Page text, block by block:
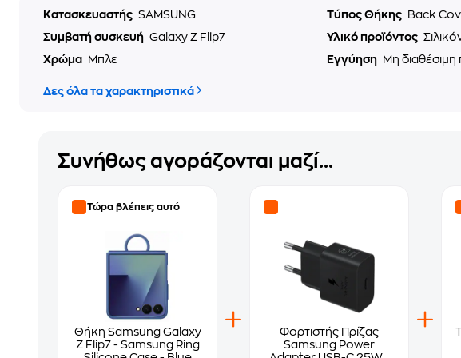
Κατασκευαστής SAMSUNG Τύπος Θήκης
Back
Συμβατή συσκευή Galaxy Z Flip7 Υλικό προϊόντος
Χρώμα
Μπλε Εγγύηση Μη
Δες όλα τα χαρακτηριστικά
Συνήθως αγοράζονται μαζί...
Τώρα βλέπεις αυτό
Θήκη Samsung Galaxy
Z Flip7 - Samsung Ring
Φορτιστής Πρίζας
Samsung Power